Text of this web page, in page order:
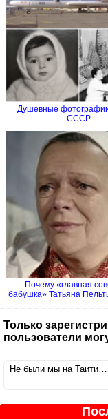
Душевные
СССР
Почему «главная
бабушка» Татьяна
Только
пользователи
Не были мы на Таити…